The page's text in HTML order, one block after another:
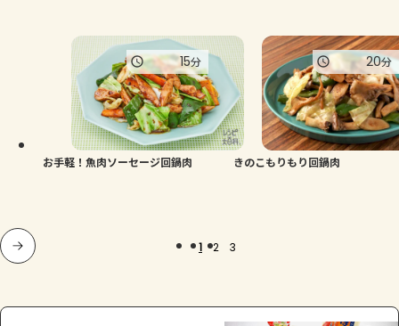
お手軽！魚肉ソーセージ回鍋肉
15分
きのこもりもり回鍋肉
20分
1 2 3